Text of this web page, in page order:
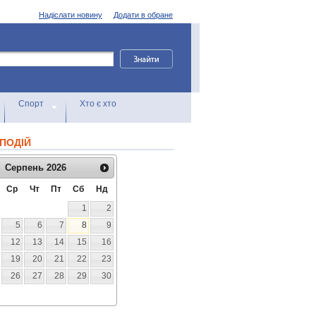
Додати в обране
Надіслати новину
Спорт Хто є хто
Серпень 2026
Ср Чт Пт Сб
Нд
1
2
5 6 7 8
9
12 13 14 15
16
19 20 21 22
23
26 27 28 29
30